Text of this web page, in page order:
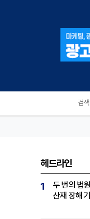
헤드라인
1
두 번의 법
산재 장해